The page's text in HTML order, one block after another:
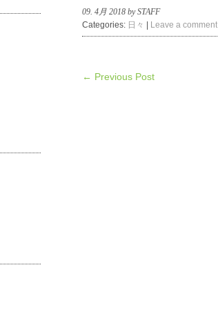
09. 4月 2018 by STAFF
Categories: 日々 Leave a comment
← Previous Post